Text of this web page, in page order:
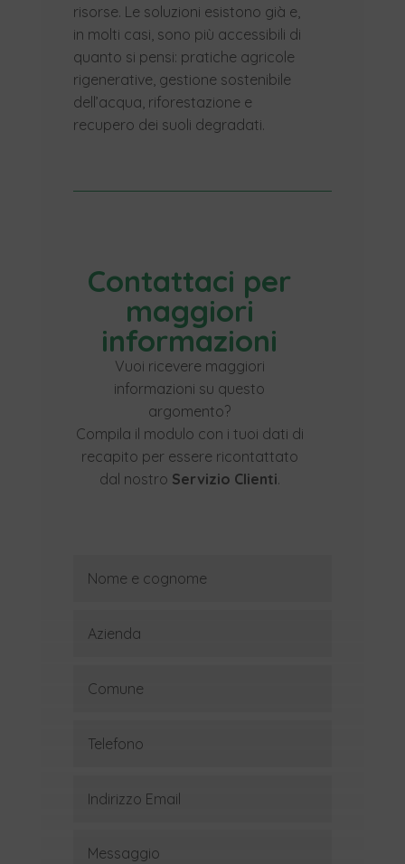
risorse. Le soluzioni esistono già e,
in molti casi, sono più accessibili di
quanto si pensi: pratiche agricole
rigenerative, gestione sostenibile
dell’acqua, riforestazione e
recupero dei suoli degradati.
Contattaci per
maggiori
informazioni
Vuoi ricevere maggiori
informazioni su questo
argomento?
Compila il modulo con i tuoi dati di
recapito per essere ricontattato
dal nostro Servizio Clienti.